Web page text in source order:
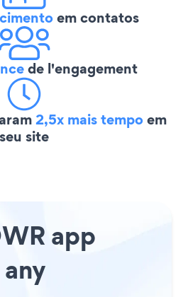
em contatos
de l'engagement
2,5x mais tempoem
seu site
app